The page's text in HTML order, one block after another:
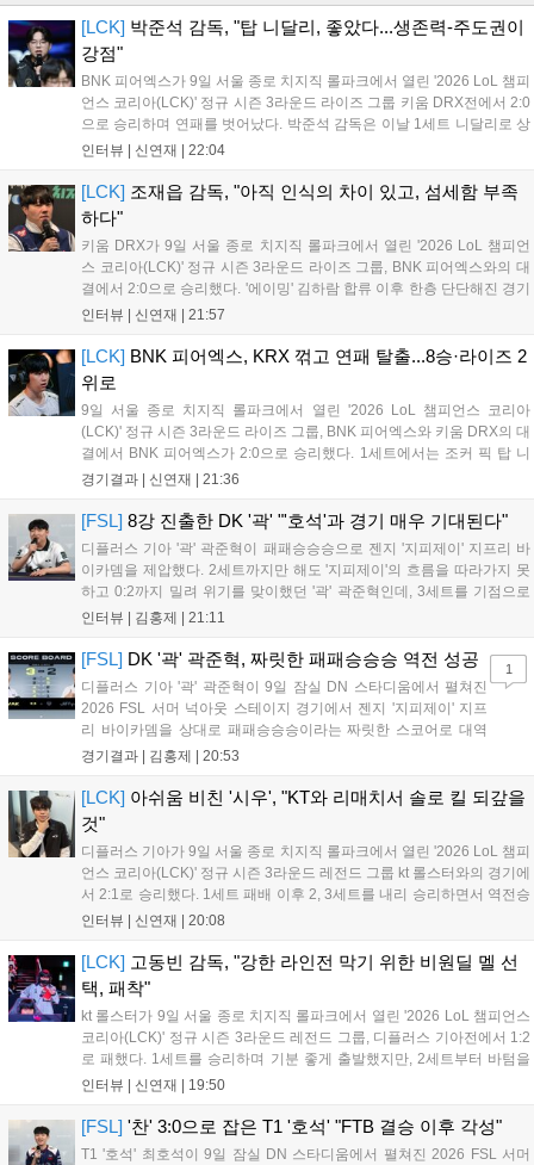
[LCK] 박준석 감독, "탑 니달리, 좋았다...생존력-주도권이
강점"
BNK 피어엑스가 9일 서울 종로 치지직 롤파크에서 열린 '2026 LoL 챔피
언스 코리아(LCK)' 정규 시즌 3라운드 라이즈 그룹 키움 DRX전에서 2:0
으로 승리하며 연패를 벗어났다. 박준석 감독은 이날 1세트 니달리로 상
대의 움직임을 강제한 점, 2세트 불리함을 한타로 역전하고 운영으로 잘
인터뷰 | 신연재 | 22:04
[LCK] 조재읍 감독, "아직 인식의 차이 있고, 섬세함 부족
하다"
키움 DRX가 9일 서울 종로 치지직 롤파크에서 열린 '2026 LoL 챔피언
스 코리아(LCK)' 정규 시즌 3라운드 라이즈 그룹, BNK 피어엑스와의 대
결에서 2:0으로 승리했다. '에이밍' 김하람 합류 이후 한층 단단해진 경기
력으로 2연승을 달리고 있었지만, BNK 피어엑스에게 불의의 일격을 당
인터뷰 | 신연재 | 21:57
[LCK] BNK 피어엑스, KRX 꺾고 연패 탈출...8승·라이즈 2
위로
9일 서울 종로 치지직 롤파크에서 열린 '2026 LoL 챔피언스 코리아
(LCK)' 정규 시즌 3라운드 라이즈 그룹, BNK 피어엑스와 키움 DRX의 대
결에서 BNK 피어엑스가 2:0으로 승리했다. 1세트에서는 조커 픽 탑 니
달리가 제대로 통했고, 2세트에선 판테온을 잡은 '랩터' 전어진의 활약과
경기결과 | 신연재 | 21:36
[FSL] 8강 진출한 DK '곽' "'호석'과 경기 매우 기대된다"
디플러스 기아 '곽' 곽준혁이 패패승승승으로 젠지 '지피제이' 지프리 바
이카뎀을 제압했다. 2세트까지만 해도 '지피제이'의 흐름을 따라가지 못
하고 0:2까지 밀려 위기를 맞이했던 '곽' 곽준혁인데, 3세트를 기점으로
분위기를 완전히 바꿨다. 3세트를 4:2로 승리한 뒤 이후부터는 완전히
인터뷰 | 김홍제 | 21:11
[FSL] DK '곽' 곽준혁, 짜릿한 패패승승승 역전 성공
디플러스 기아 '곽' 곽준혁이 9일 잠실 DN 스타디움에서 펼쳐진
2026 FSL 서머 넉아웃 스테이지 경기에서 젠지 '지피제이' 지프
리 바이카뎀을 상대로 패패승승승이라는 짜릿한 스코어로 대역
전에 성공하며 파이널 스테이지로 향했다. 1세트, 전반전은 서로
로 깔끔한 마무리에 성공했고, '곽...
경기결과 | 김홍제 | 20:53
1
[LCK] 아쉬움 비친 '시우', "KT와 리매치서 솔로 킬 되갚을
것"
디플러스 기아가 9일 서울 종로 치지직 롤파크에서 열린 '2026 LoL 챔피
언스 코리아(LCK)' 정규 시즌 3라운드 레전드 그룹 kt 롤스터와의 경기에
서 2:1로 승리했다. 1세트 패배 이후 2, 3세트를 내리 승리하면서 역전승
을 거뒀다. 14승을 달성한 디플러스 기아는 4위 kt 롤스터를 1승 차이로
인터뷰 | 신연재 | 20:08
[LCK] 고동빈 감독, "강한 라인전 막기 위한 비원딜 멜 선
택, 패착"
kt 롤스터가 9일 서울 종로 치지직 롤파크에서 열린 '2026 LoL 챔피언스
코리아(LCK)' 정규 시즌 3라운드 레전드 그룹, 디플러스 기아전에서 1:2
로 패했다. 1세트를 승리하며 기분 좋게 출발했지만, 2세트부터 바텀을
중심으로 게임을 풀어간 디플러스 기아의 승리 플랜을 막아내지 못했다.
인터뷰 | 신연재 | 19:50
[FSL] '찬' 3:0으로 잡은 T1 '호석' "FTB 결승 이후 각성"
T1 '호석' 최호석이 9일 잠실 DN 스타디움에서 펼쳐진 2026 FSL 서머